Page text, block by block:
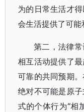
为的日常生活才
会生活提供了可能
第二，法律
相互活动提供了
可靠的共同预期
绝对不可能是原
式的个体行为“相